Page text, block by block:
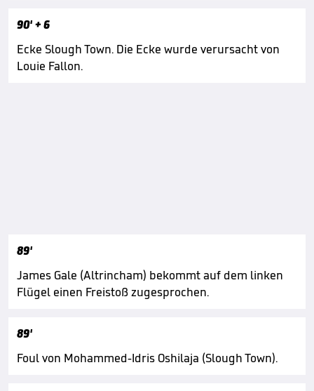
90'+ 6
Ecke Slough Town. Die Ecke wurde verursacht von
Louie Fallon.
89'
James Gale (Altrincham) bekommt auf dem linken
Flügel einen Freistoß zugesprochen.
89'
Foul von Mohammed-Idris Oshilaja (Slough Town).